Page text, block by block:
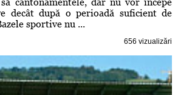
cantonamentele, dar nu vor începe
decât după o perioadă suficient de
sportive nu ...
656 vizualizări